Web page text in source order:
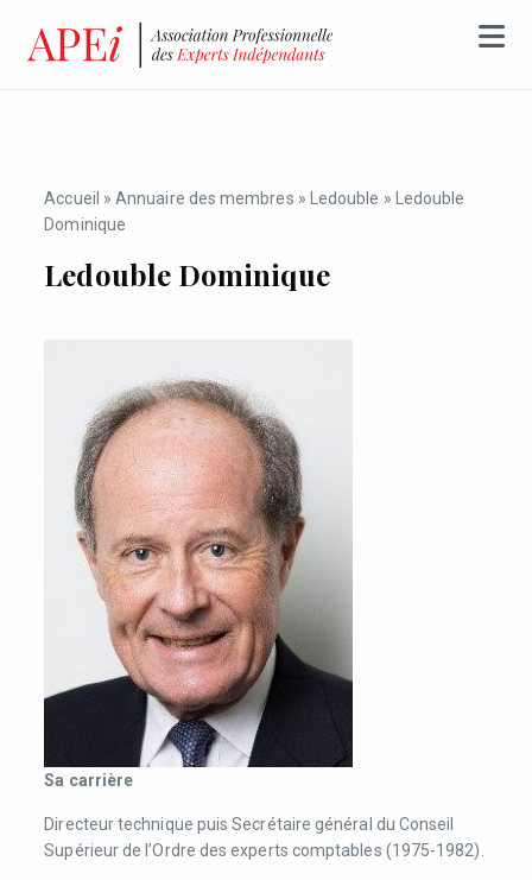
Accueil »Annuaire des membres » Ledouble » Ledouble
Dominique
Ledouble Dominique
Sa carrière
Directeur technique puis Secrétaire général du Conseil
Supérieur de l’Ordre des experts comptables (1975-1982).